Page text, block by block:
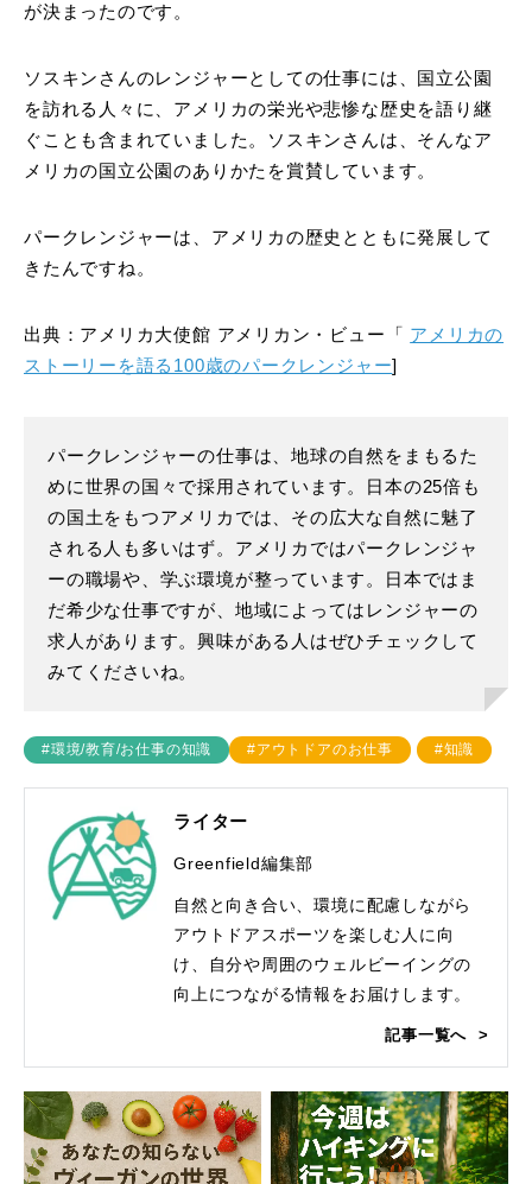
が決まったのです。
ソスキンさんのレンジャーとしての仕事には、国立公園
を訪れる人々に、アメリカの栄光や悲惨な歴史を語り継
ぐことも含まれていました。ソスキンさんは、そんなア
メリカの国立公園のありかたを賞賛しています。
パークレンジャーは、アメリカの歴史とともに発展して
きたんですね。
出典：アメリカ大使館 アメリカン・ビュー「 アメリカの
ストーリーを語る100歳のパークレンジャー]
パークレンジャーの仕事は、地球の自然をまもるた
めに世界の国々で採用されています。日本の25倍も
の国土をもつアメリカでは、その広大な自然に魅了
される人も多いはず。アメリカではパークレンジャ
ーの職場や、学ぶ環境が整っています。日本ではま
だ希少な仕事ですが、地域によってはレンジャーの
求人があります。興味がある人はぜひチェックして
みてくださいね。
#環境/教育/お仕事の知識 #アウトドアのお仕事 #知識
ライター
Greenfield編集部
自然と向き合い、環境に配慮しながら
アウトドアスポーツを楽しむ人に向
け、自分や周囲のウェルビーイングの
向上につながる情報をお届けします。
記事一覧へ